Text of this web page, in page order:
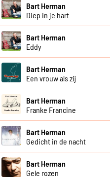
Bart Herman
Diep in je hart
Bart Herman
Eddy
Bart Herman
Een vrouw als zij
Bart Herman
Franke Francine
Bart Herman
Gedicht in de nacht
Bart Herman
Gele rozen